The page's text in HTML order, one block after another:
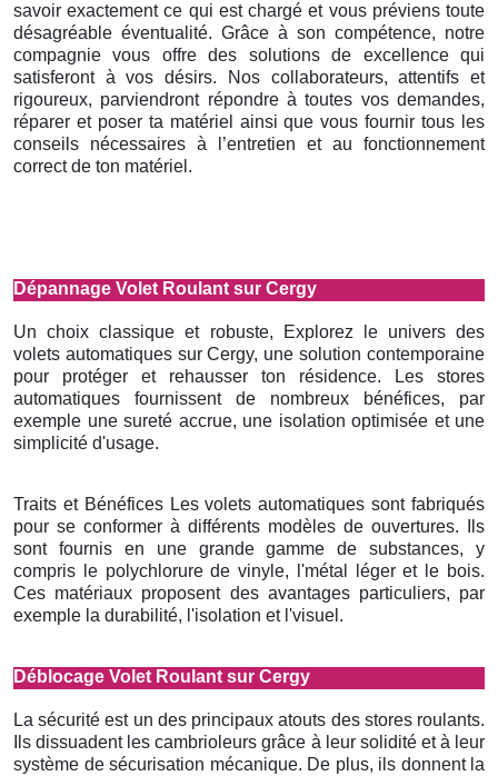
savoir exactement ce qui est chargé et vous préviens toute
désagréable éventualité. Grâce à son compétence, notre
compagnie vous offre des solutions de excellence qui
satisferont à vos désirs. Nos collaborateurs, attentifs et
rigoureux, parviendront répondre à toutes vos demandes,
réparer et poser ta matériel ainsi que vous fournir tous les
conseils nécessaires à l’entretien et au fonctionnement
correct de ton matériel.
Dépannage Volet Roulant sur Cergy
Un choix classique et robuste, Explorez le univers des
volets automatiques sur Cergy, une solution contemporaine
pour protéger et rehausser ton résidence. Les stores
automatiques fournissent de nombreux bénéfices, par
exemple une sureté accrue, une isolation optimisée et une
simplicité d'usage.
Traits et Bénéfices Les volets automatiques sont fabriqués
pour se conformer à différents modèles de ouvertures. Ils
sont fournis en une grande gamme de substances, y
compris le polychlorure de vinyle, l'métal léger et le bois.
Ces matériaux proposent des avantages particuliers, par
exemple la durabilité, l'isolation et l'visuel.
Déblocage Volet Roulant sur Cergy
La sécurité est un des principaux atouts des stores roulants.
Ils dissuadent les cambrioleurs grâce à leur solidité et à leur
système de sécurisation mécanique. De plus, ils donnent la